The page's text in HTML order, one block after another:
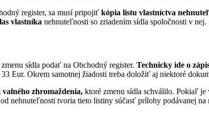
register, sa musí pripojiť kópia listu vlastníctva
vlastníka nehnuteľnosti so zriadením sídla spoločnosti v nej.
sídla podať na Obchodný register. Technicky ide o
Eur. Okrem samotnej žiadosti treba doložiť aj niektoré
valného zhromaždenia, ktoré zmenu sídla schválilo. Pokiaľ je
nehnuteľnosti tvoria tieto listiny súčasť prílohy podávanej na